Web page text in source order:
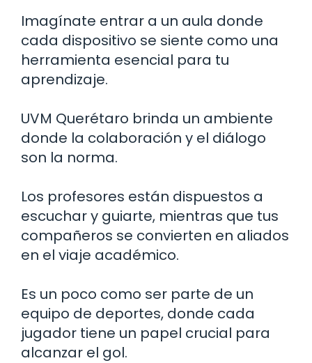
Imagínate entrar a un aula donde
cada dispositivo se siente como una
herramienta esencial para tu
aprendizaje.
UVM Querétaro brinda un ambiente
donde la colaboración y el diálogo
son la norma.
Los profesores están dispuestos a
escuchar y guiarte, mientras que tus
compañeros se convierten en aliados
en el viaje académico.
Es un poco como ser parte de un
equipo de deportes, donde cada
jugador tiene un papel crucial para
alcanzar el gol.